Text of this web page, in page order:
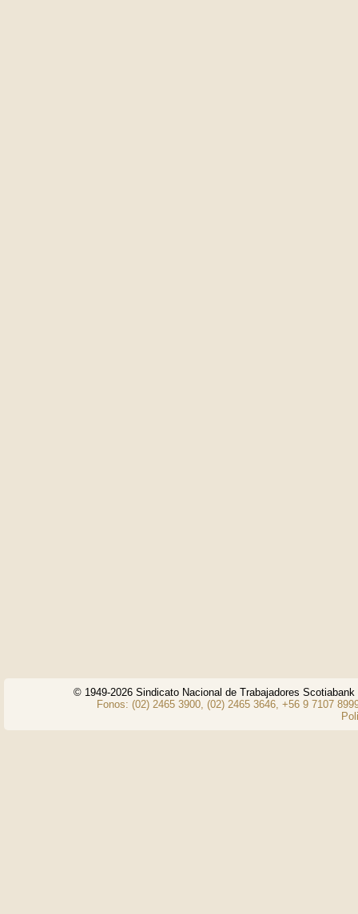
© 1949-2026 Sindicato Nacional de Trabajadores
Fonos: (02) 2465 3900, (02) 2465 3646, +56 9 7107